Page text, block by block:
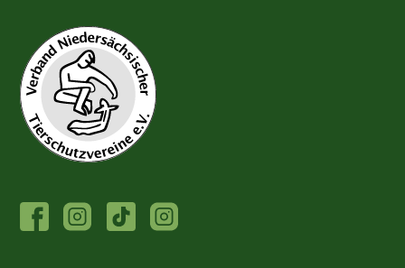
FACEBOOKINSTAGRAM
TIERHEIM
TIKTOK
JUGENDTIERSCHUTZGRUPPE